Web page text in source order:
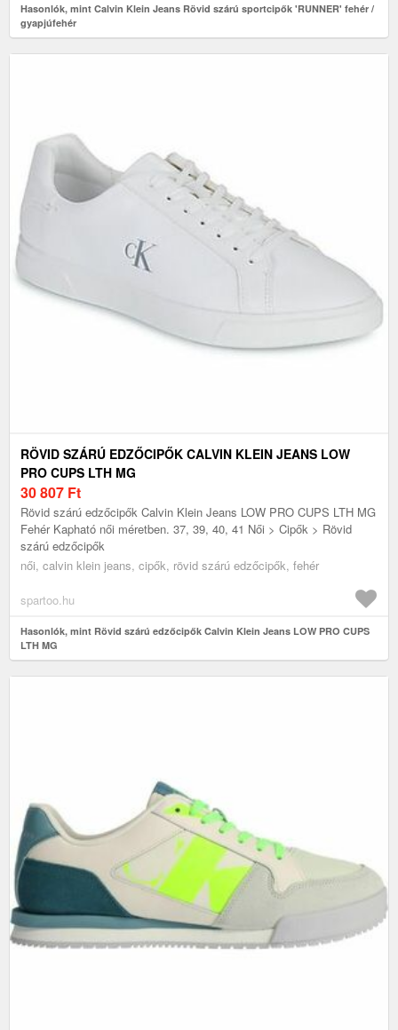
Hasonlók, mint Calvin Klein Jeans Rövid szárú sportcipők 'RUNNER' fehér /
gyapjúfehér
RÖVID SZÁRÚ EDZŐCIPŐK CALVIN KLEIN JEANS LOW
PRO CUPS LTH MG
30 807 Ft
Rövid szárú edzőcipők Calvin Klein Jeans LOW PRO CUPS LTH MG
Fehér Kapható női méretben. 37, 39, 40, 41 Női > Cipők > Rövid
szárú edzőcipők
női, calvin klein jeans, cipők, rövid szárú edzőcipők, fehér
spartoo.hu
Hasonlók, mint Rövid szárú edzőcipők Calvin Klein Jeans LOW PRO CUPS
LTH MG